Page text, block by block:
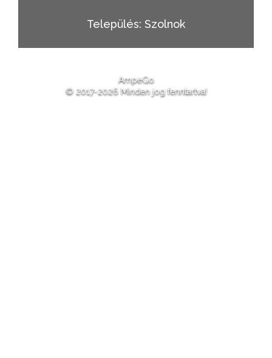
Település: Szolnok
AmpeGo
© 2017-2026 Minden jog fenntartva!